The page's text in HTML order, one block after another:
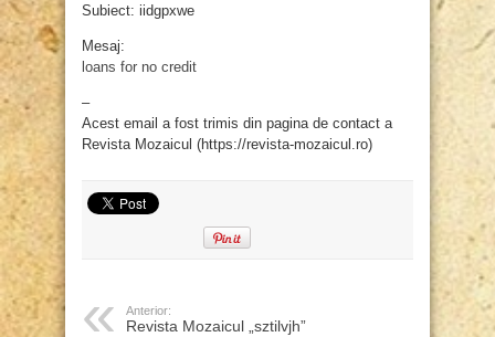
Subiect: iidgpxwe
Mesaj:
loans for no credit
–
Acest email a fost trimis din pagina de contact a
Revista Mozaicul (https://revista-mozaicul.ro)
Anterior:
Revista Mozaicul „sztilvjh”